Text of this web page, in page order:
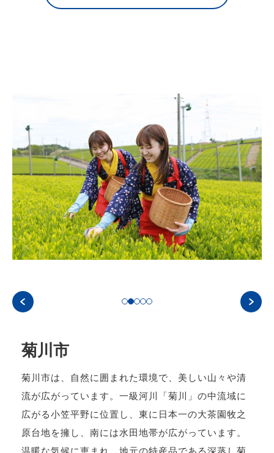
菊川市
菊川市は、自然に囲まれた環境で、美しい山々や清
流が広がっています。一級河川「菊川」の中流域に
広がる小笠平野に位置し、東に日本一の大茶園牧之
原台地を擁し、南には水田地帯が広がっています。